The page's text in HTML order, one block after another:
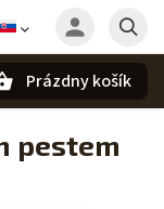
Prázdny košík
pestem